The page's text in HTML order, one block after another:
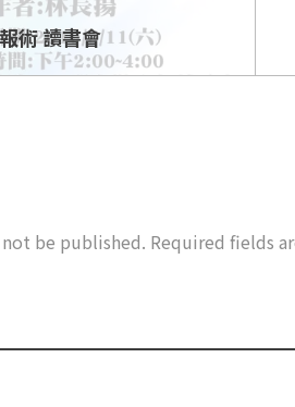
術 讀書會
be published. Required fields